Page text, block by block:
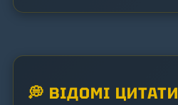
💭 ВІДОМІ ЦИТАТИ